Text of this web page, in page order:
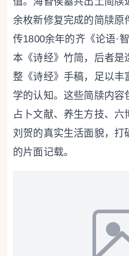
余枚新修复完成的简牍原
传1800余年的齐《论语·
本《诗经》竹简，后者是
整《诗经》手稿，足以丰
学的认知。这些简牍内容
占卜文献、养生方技、六
刘贺的真实生活面貌，打
的片面记载。